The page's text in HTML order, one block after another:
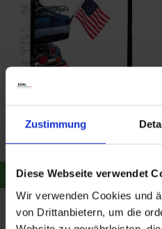
Zustimmung
Diese Webseite verwendet
Wir verwenden Cookies und
von Drittanbietern, um die
Harley Davidson
Amerikafahnen-Kit
94625-9832,57 €
31,59 €
Merken
Zum Produkt